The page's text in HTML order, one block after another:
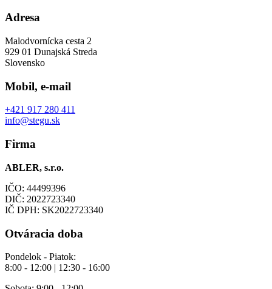
Adresa
Malodvornícka cesta 2
929 01 Dunajská Streda
Slovensko
Mobil, e-mail
+421 917 280 411
info@stegu.sk
Firma
ABLER, s.r.o.
IČO: 44499396
DIČ: 2022723340
IČ DPH: SK2022723340
Otváracia doba
Pondelok - Piatok:
8:00 - 12:00 | 12:30 - 16:00